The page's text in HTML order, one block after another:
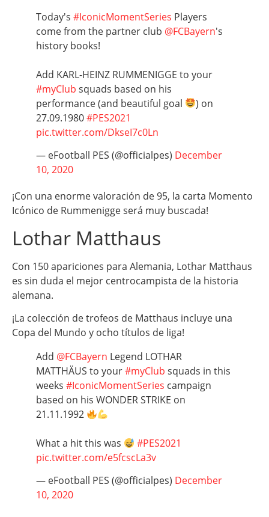
Today's #IconicMomentSeries Players
come from the partner club @FCBayern's
history books!
Add KARL-HEINZ RUMMENIGGE to your
#myClub squads based on his
performance (and beautiful goal
) on
27.09.1980#PES2021
pic.twitter.com/DkseI7c0Ln
— eFootball PES (@officialpes) December
10, 2020
¡Con una enorme valoración de 95, la carta Momento
Icónico de Rummenigge será muy buscada!
Lothar Matthaus
Con 150 apariciones para Alemania, Lothar Matthaus
es sin duda el mejor centrocampista de la historia
alemana.
¡La colección de trofeos de Matthaus incluye una
Copa del Mundo y ocho títulos de liga!
Add @FCBayern Legend LOTHAR
MATTHÄUS to your#myClub squads in this
weeks #IconicMomentSeries campaign
based on his WONDER STRIKE on
21.11.1992
What a hit this was
#PES2021
pic.twitter.com/e5fcscLa3v
— eFootball PES (@officialpes) December
10, 2020